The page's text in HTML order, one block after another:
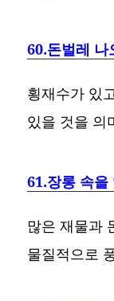
60.돈벌레 나
횡재수가 있
있을 것을 의
61.장롱 속을
많은 재물과
물질적으로